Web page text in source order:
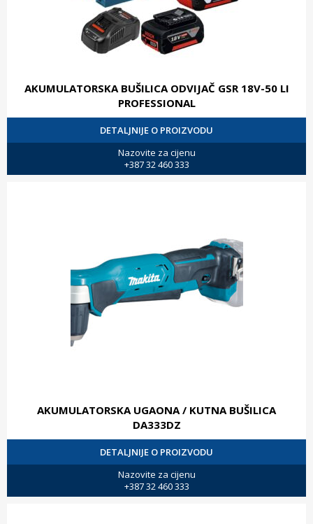
AKUMULATORSKA BUŠILICA ODVIJAČ GSR 18V-50 LI
PROFESSIONAL
DETALJNIJE O PROIZVODU
Nazovite za cijenu
+387 32 460 333
AKUMULATORSKA UGAONA / KUTNA BUŠILICA
DA333DZ
DETALJNIJE O PROIZVODU
Nazovite za cijenu
+387 32 460 333